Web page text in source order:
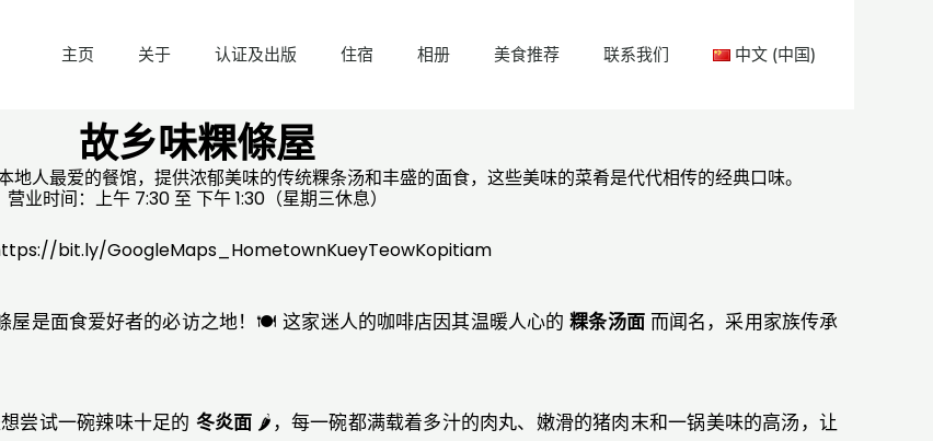
主页 关于 认证及出版 住宿 相册 美食推荐 联系我们 中文 (中国)
故乡味粿條屋
人最爱的餐馆，提供浓郁美味的传统粿条汤和丰盛的面食，这些美味的菜肴是代代相传的经典口味。
营业时间：上午 7:30 至 下午 1:30（星期三休息）
bit.ly/GoogleMaps_HometownKueyTeowKopitiam
屋是面食爱好者的必访之地！🍽️ 这家迷人的咖啡店因其温暖人心的粿条汤面而闻名，采用家族传承
尝试一碗辣味十足的 冬炎面 🌶️，每一碗都满载着多汁的肉丸、嫩滑的猪肉末和一锅美味的高汤，让